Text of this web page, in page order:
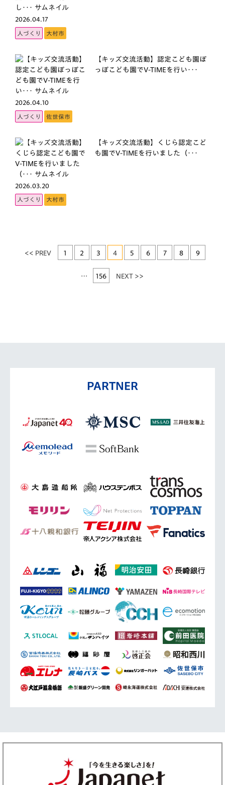
2026.04.17
人づくり 大村市
2026.04.10
【キッズ交流活動】認定こども園ぽ
っぽこども園でV-TIMEを行い･･･
人づくり 佐世保市
2026.03.20
【キッズ交流活動】くじら認定こど
も園でV-TIMEを行いました（･･･
人づくり 大村市
<< PREV 1 2 3 4 5 6 7 8 9
… 156 NEXT >>
PARTNER